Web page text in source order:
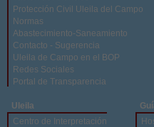
Protección Civil Uleila del Campo
Normas
Abastecimiento-Saneamiento
Contacto - Sugerencia
Uleila de Campo en el BOP
Redes Sociales
Portal de Transparencia
Uleila
Centro de Interpretación